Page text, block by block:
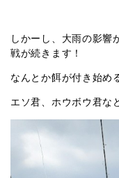
しかーし、大雨の影響
戦が続きます！
なんとか餌が付き始め
エソ君、ホウボウ君な